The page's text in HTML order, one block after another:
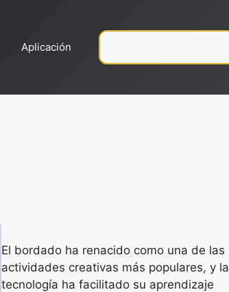
Aplicación
El bordado ha renacido como una de las
actividades creativas más populares, y la
tecnología ha facilitado su aprendizaje